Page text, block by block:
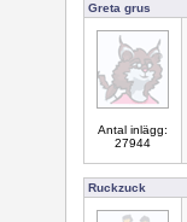
Greta grus
Antal inlägg:
27944
Ruckzuck